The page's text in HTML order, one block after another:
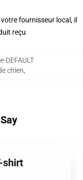
fournisseur local, il
reçu
DEFAULT
chien,
shirt